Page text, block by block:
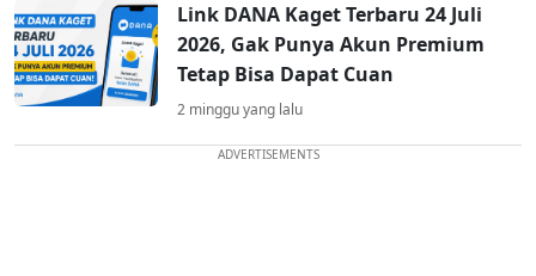
Link DANA Kaget Terbaru 24 Juli
2026, Gak Punya Akun Premium
Tetap Bisa Dapat Cuan
2 minggu yang lalu
ADVERTISEMENTS